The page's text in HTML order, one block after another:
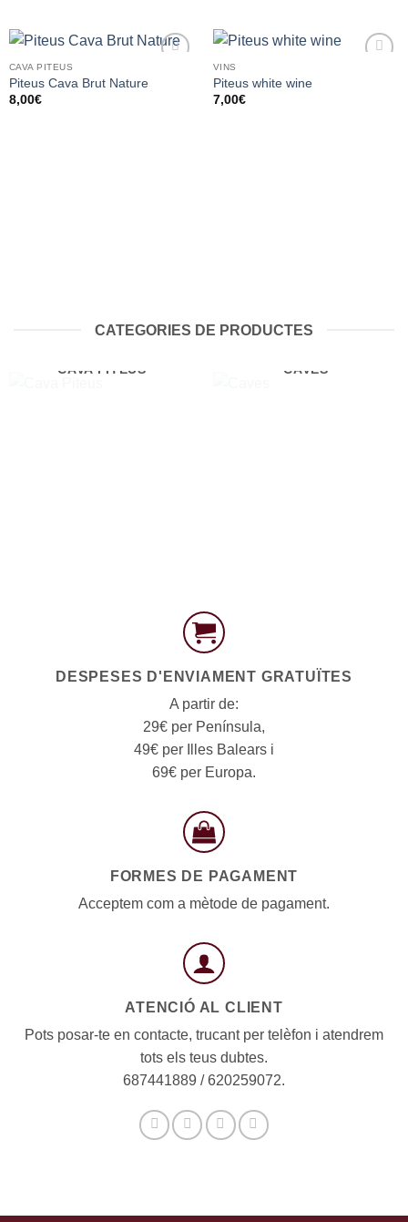
CAVA PITEUS
Piteus Cava Brut Nature
8,00€
VINS
Piteus white wine
7,00€
CATEGORIES DE PRODUCTES
CAVA PITEUS CAVES
DESPESES D'ENVIAMENT GRATUÏTES
A partir de:
29€ per Península,
49€ per Illes Balears i
69€ per Europa.
FORMES DE PAGAMENT
Acceptem com a mètode de pagament.
ATENCIÓ AL CLIENT
Pots posar-te en contacte, trucant per telèfon i atendrem
tots els teus dubtes.
687441889 / 620259072.